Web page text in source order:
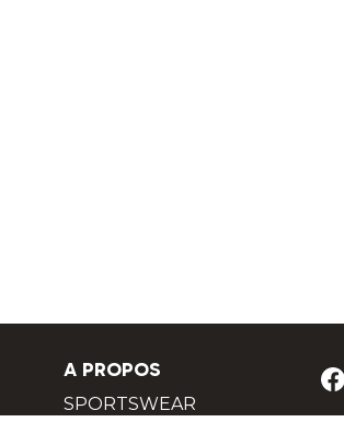
A PROPOS
SPORTSWEAR